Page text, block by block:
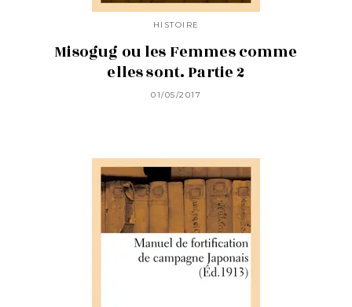
HISTOIRE
Misogug ou les Femmes comme
elles sont. Partie 2
01/05/2017